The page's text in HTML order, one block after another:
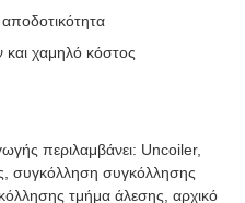
και χαμηλό κόστος
περιλαμβάνει: Uncoiler,
συγκόλληση συγκόλλησης
τμήμα άλεσης, αρχικό